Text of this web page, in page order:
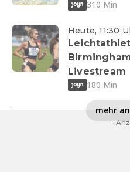
310 Min
Heute, 11:30
Livestream
180 Min
mehr
-